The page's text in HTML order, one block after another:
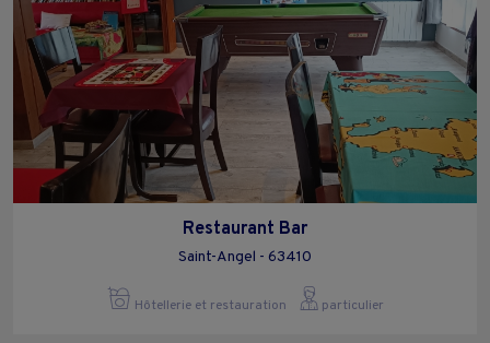
Restaurant Bar
Saint-Angel - 63410
Hôtellerie et restauration particulier